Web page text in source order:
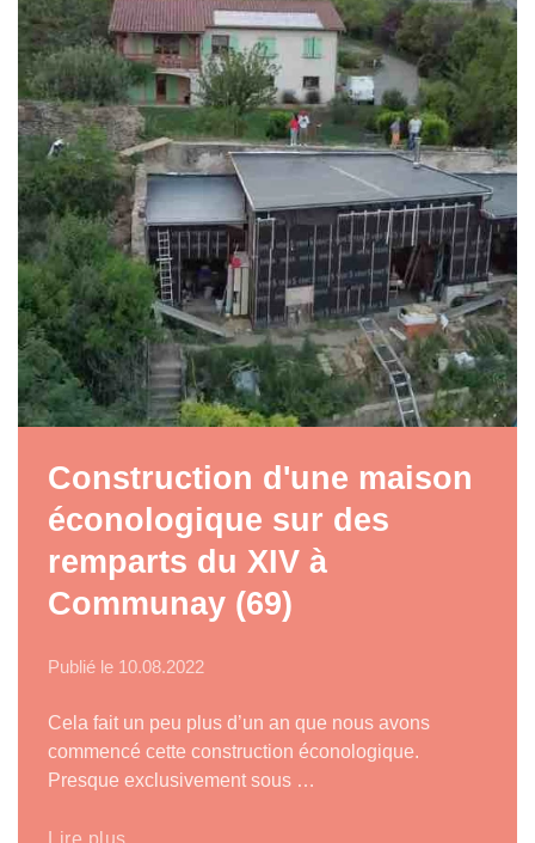
Construction d'une maison
éconologique sur des
remparts du XIV à
Communay (69)
Publié le 10.08.2022
Cela fait un peu plus d’un an que nous avons
commencé cette construction éconologique.
Presque exclusivement sous …